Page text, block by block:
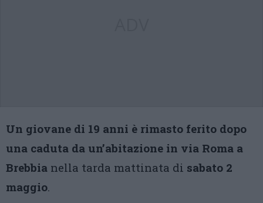
Un giovane di 19 anni è rimasto ferito dopo
una caduta da un’abitazione in via Roma a
Brebbia nella tarda mattinata di sabato 2
maggio.